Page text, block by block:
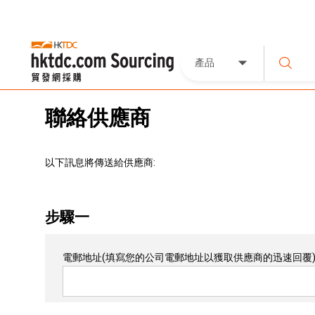
產品
聯絡供應商
以下訊息將傳送給供應商:
步驟一
電郵地址(填寫您的公司電郵地址以獲取供應商的迅速回覆)